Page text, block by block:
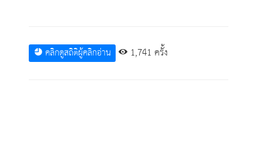
คลิกดูสถิติผู้คลิกอ่าน 1,741 ครั้ง